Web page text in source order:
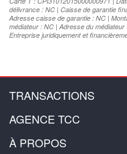
délivrance : NC | Caisse de garantie
Adresse caisse de garantie : NC |
médiateur : NC | Adresse du
Entreprise juridiquement et
TRANSACTIONS
AGENCE TCC
À PROPOS